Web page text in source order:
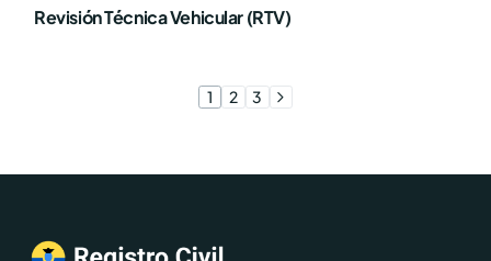
Revisión Técnica Vehicular (RTV)
1 2 3